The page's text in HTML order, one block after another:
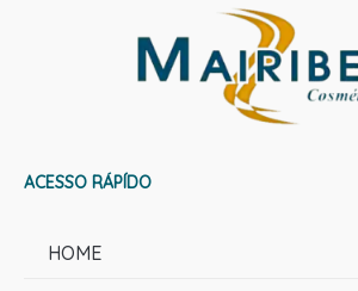
ACESSO RÁPÍDO
HOME